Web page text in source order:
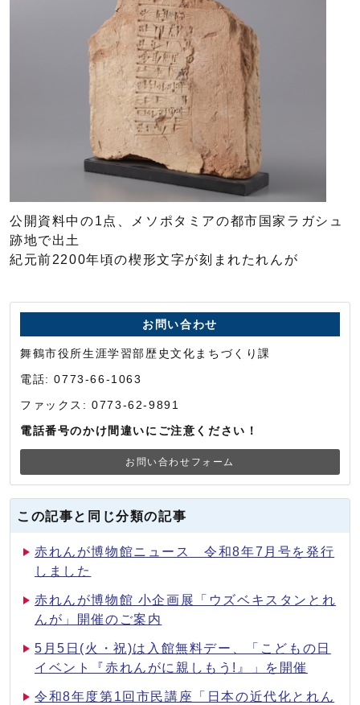
公開資料中の1点、メソポタミアの都市国家ラガシュ
跡地で出土
紀元前2200年頃の楔形文字が刻まれたれんが
お問い合わせ
舞鶴市役所生涯学習部歴史文化まちづくり課
電話: 0773-66-1063
ファックス: 0773-62-9891
電話番号のかけ間違いにご注意ください！
お問い合わせフォーム
この記事と同じ分類の記事
赤れんが博物館ニュース 令和8年7月号を発行
しました
赤れんが博物館 小企画展「ウズベキスタンとれ
んが」開催のご案内
5月5日(火・祝)は入館無料デー、「こどもの日
イベント『赤れんがに親しもう!』」を開催
令和8年度第1回市民講座「日本の近代化とれん